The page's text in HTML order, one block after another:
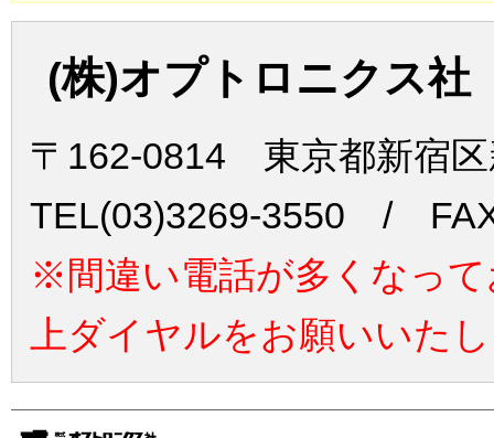
(株)オプトロニクス社
〒162-0814 東京都新宿
TEL(03)3269-3550 /
※間違い電話が多くなっ
上ダイヤルをお願いいた